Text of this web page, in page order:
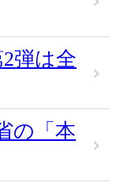
弾は全
の「本